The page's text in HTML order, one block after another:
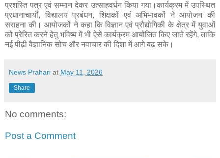
प्रशस्ति पत्र एवं सम्मान देकर उत्साहवर्धन किया गया।कार्यक्रम में उपस्थित
प्रधानाचार्यों, विद्यालय प्रबंधन, शिक्षकों एवं अभिभावकों ने आयोजन की
सराहना की। आयोजकों ने कहा कि विज्ञान एवं प्रौद्योगिकी के क्षेत्र में युवाओं
को प्रेरित करने हेतु भविष्य में भी ऐसे कार्यक्रम आयोजित किए जाते रहेंगे, ताकि
नई पीढ़ी वैज्ञानिक सोच और नवाचार की दिशा में आगे बढ़ सके।
News Prahari at May 11, 2026
Share
No comments:
Post a Comment